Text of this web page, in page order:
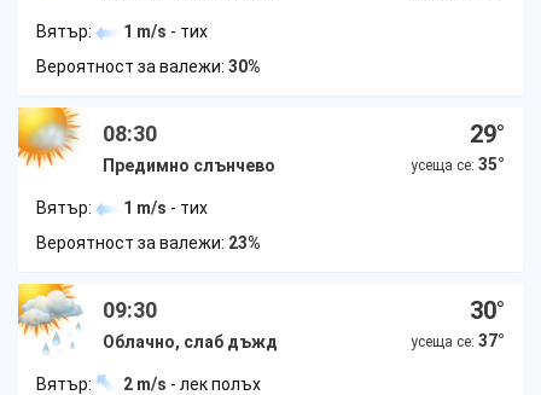
Вятър: 1 m/s - тих
Вероятност за валежи: 30%
08:30
Предимно слънчево
29°
усеща се: 35°
Вятър: 1 m/s - тих
Вероятност за валежи: 23%
09:30
Облачно, слаб дъжд
30°
усеща се: 37°
Вятър: 2 m/s - лек полъх